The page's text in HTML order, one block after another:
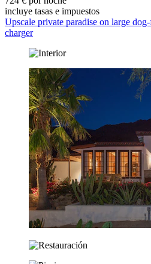
incluye tasas e impuestos
Upscale private paradise on large
charger